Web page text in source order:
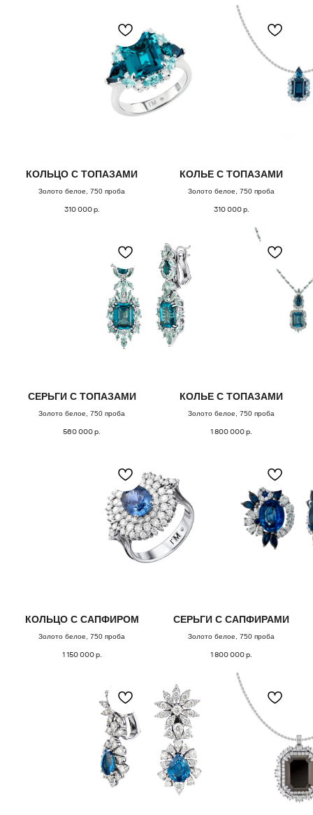
КОЛЬЦО С ТОПАЗАМИ
Золото белое, 750 проба
310 000р.
КОЛЬЕ С ТОПАЗАМИ
Золото белое, 750 проба
310 000р.
СЕРЬГИ С ТОПАЗАМИ
Золото белое, 750 проба
560 000р.
КОЛЬЕ С ТОПАЗАМИ
Золото белое, 750 проба
1 800 000р.
КОЛЬЦО С САПФИРОМ
Золото белое, 750 проба
1 150 000р.
СЕРЬГИ С САПФИРАМИ
Золото белое, 750 проба
1 800 000р.
Заполните форму, и мы свяжемся с Вами,
чтобы назначить онлайн или офлайн встречу.
ПОДБЕРЕМ
УКРАШЕНИЕ
Поможем с подбором украшения из коллекции
или обсудим детали изготовления
эксклюзивного ювелирного изделия.